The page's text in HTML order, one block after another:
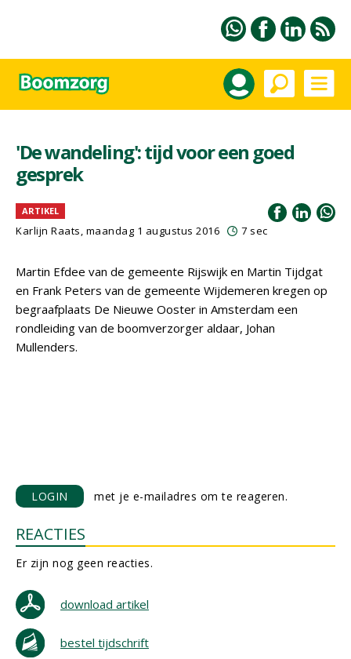
'De wandeling': tijd voor een goed
gesprek
ARTIKEL
Karlijn Raats, maandag 1 augustus 2016 7 sec
Martin Efdee van de gemeente Rijswijk en Martin Tijdgat
en Frank Peters van de gemeente Wijdemeren kregen op
begraafplaats De Nieuwe Ooster in Amsterdam een
rondleiding van de boomverzorger aldaar, Johan
Mullenders.
LOGIN met je e-mailadres om te reageren.
REACTIES
Er zijn nog geen reacties.
download artikel
bestel tijdschrift